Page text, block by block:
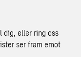
dig, eller ring oss
ser fram emot